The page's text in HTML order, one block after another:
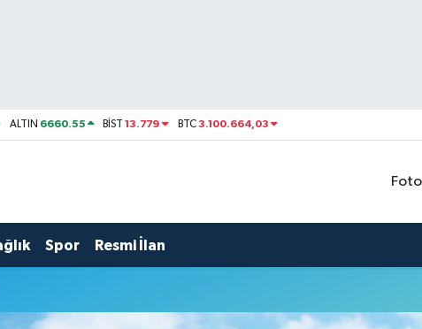
ALTIN 6660.55 BİST13.779 BTC3.100.664,03
Spor Resmi İlan